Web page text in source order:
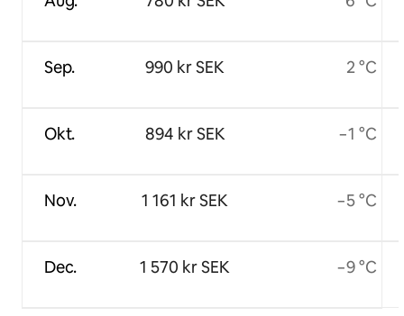
Sep.
Okt.
Nov.
Dec.
990 kr SEK
894 kr SEK
1 161 kr SEK
1 570 kr SEK
2 °C
−1 °C
−5 °C
−9 °C